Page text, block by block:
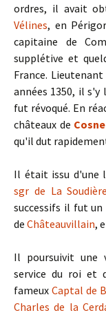
ordres, il avait
Vélines, en
capitaine de
supplétive et
France.
années 1350, il
fut révoqué. En
châteaux de
qu'il dut
Il était issu d'une
sgr de La Soudière
successifs il fut
de Châteauvillain,
Il poursuivit une
service du roi et
fameux Captal de
Charles de la